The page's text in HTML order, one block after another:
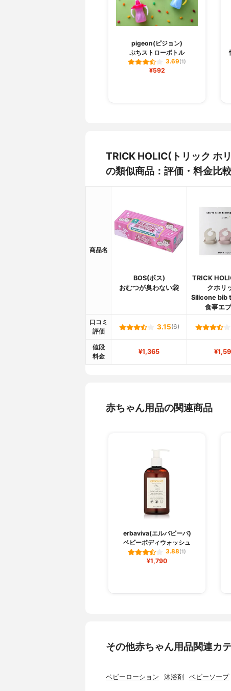
pigeon(ピジョン)
ぷちストローボトル
3.69(1)
¥592
TRICK HOLIC(トリック ホ
の類似商品：評価・料金比
商品名
BOS(ボス)
おむつが臭わない袋
TRICK
クホリ
Silicone bib
食事エ
口コミ
評価
3.15(6)
値段
料金
¥1,365
赤ちゃん用品の関連商品
erbaviva(エルバビーバ)
ベビーボディウォッシュ
3.88(1)
¥1,790
その他赤ちゃん用品関連カ
ベビーローション 沐浴剤 ベビーソープ